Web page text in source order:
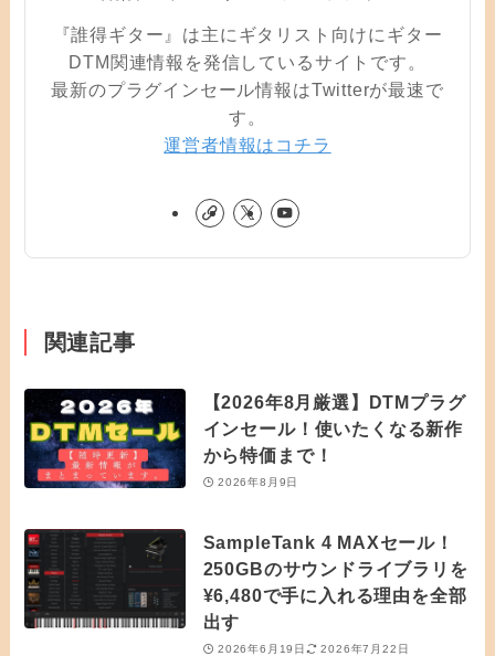
『誰得ギター』は主にギタリスト向けにギター
DTM関連情報を発信しているサイトです。
最新のプラグインセール情報はTwitterが最速で
す。
運営者情報はコチラ
関連記事
【2026年8月厳選】DTMプラグ
インセール！使いたくなる新作
から特価まで！
2026年8月9日
SampleTank 4 MAXセール！
250GBのサウンドライブラリを
¥6,480で手に入れる理由を全部
出す
2026年6月19日 2026年7月22日